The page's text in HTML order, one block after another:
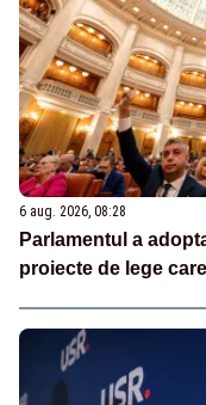
6 aug. 2026, 08:28
Parlamentul a
proiecte de lege